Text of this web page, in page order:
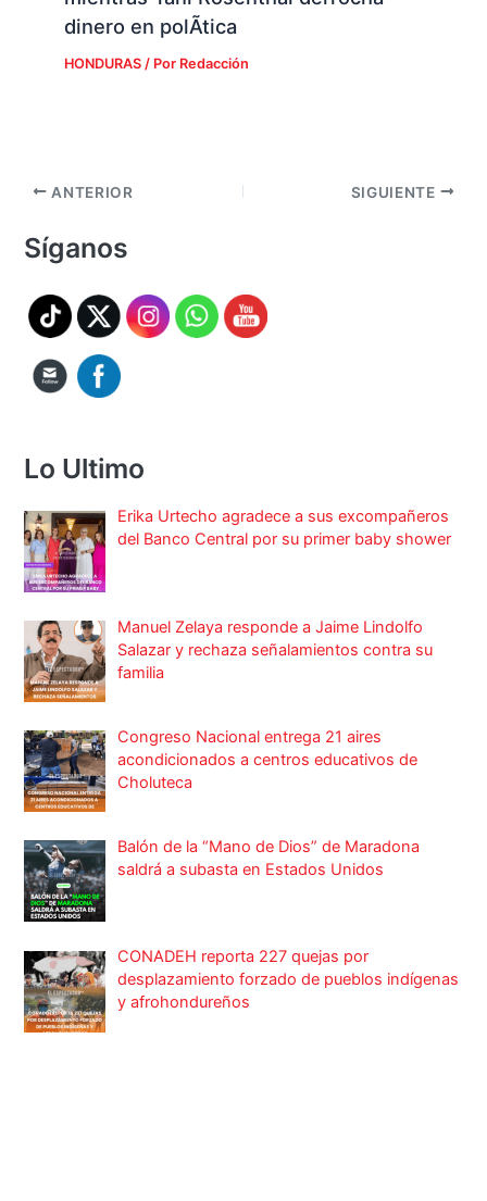
dinero en polÃ­tica
HONDURAS/ Por Redacción
ANTERIOR SIGUIENTE
Síganos
Lo Ultimo
Erika Urtecho agradece a sus excompañeros
del Banco Central por su primer baby shower
Manuel Zelaya responde a Jaime Lindolfo
Salazar y rechaza señalamientos contra su
familia
Congreso Nacional entrega 21 aires
acondicionados a centros educativos de
Choluteca
Balón de la “Mano de Dios” de Maradona
saldrá a subasta en Estados Unidos
CONADEH reporta 227 quejas por
desplazamiento forzado de pueblos indígenas
y afrohondureños